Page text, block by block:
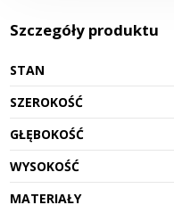
Szczegóły produktu
STAN
SZEROKOŚĆ
GŁĘBOKOŚĆ
WYSOKOŚĆ
MATERIAŁY